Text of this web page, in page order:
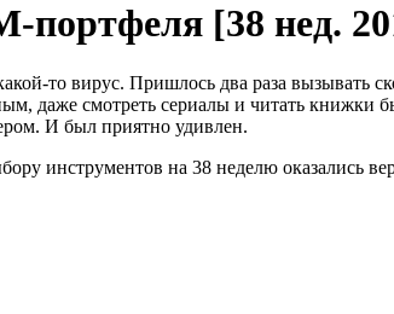
[38 нед.
то вирус. Пришлось два раза вызывать
даже смотреть сериалы и читать
И был приятно удивлен.
инструментов на 38 неделю оказались